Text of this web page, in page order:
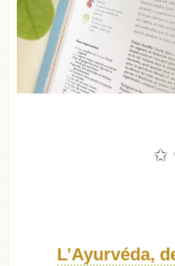
✩
L’Ayurvéda,